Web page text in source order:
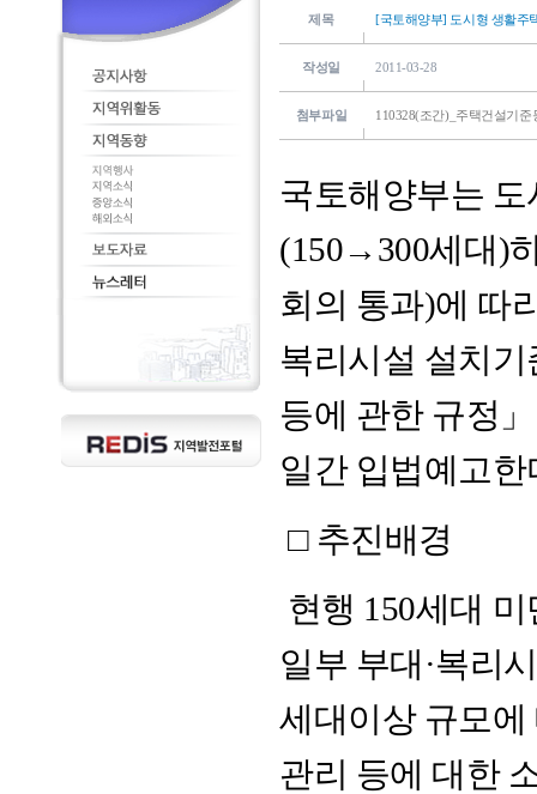
제목 [국토해양부] 도시형 생활주
작성일 2011-03-28
첨부파일 110328(조간)_주택건설기
국토해양부는
(150→300세대)
회의 통과)에 따
복리시설 설치
등에 관한 규정
일간 입법예고
□ 추진배경
현행 150세대
일부 부대·복리
세대이상 규모
관리 등에 대한